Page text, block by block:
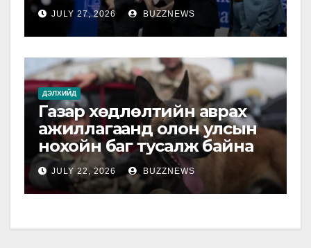
JULY 27, 2026 BUZZNEWS
ДЭЛХИЙД
Газар хөдлөлтийн аврах
ажиллагаанд олон улсын
нохойн баг тусалж байна
JULY 22, 2026 BUZZNEWS